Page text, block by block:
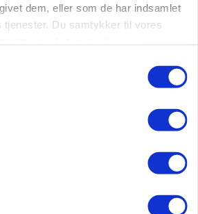
dem, eller som de har indsamlet
tjenester. Du samtykker til vores